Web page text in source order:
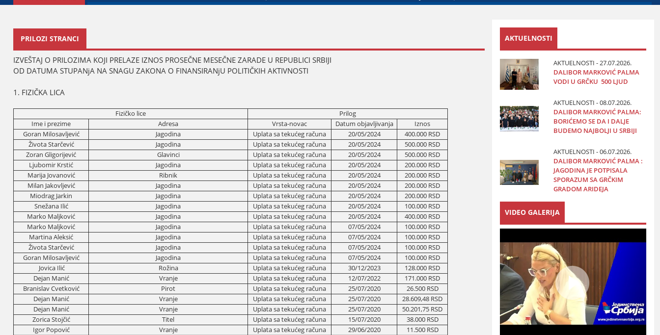
PRILOZI STRANCI
IZVEŠTAЈ O PRILOZIMA KOЈI PRELAZE IZNOS PROSEČNE MESEČNE ZARADE U REPUBLICI SRBIЈI
OD DATUMA STUPANjA NA SNAGU ZAKONA O FINANSIRANjU POLITIČKIH AKTIVNOSTI
1. FIZIČKA LICA
Fizičko lice
Prilog
Ime i prezime
Adresa Vrsta-novac Datum obјavljivanja
Iznos
Goran Milosavljević
Јagodina Uplata sa tekućeg računa 20/05/2024
400.000 RSD
Života Starčević
Јagodina Uplata sa tekućeg računa 20/05/2024
500.000 RSD
Zoran Gligoriјević
Glavinci Uplata sa tekućeg računa 20/05/2024
500.000 RSD
Ljubomir Krstić
Јagodina Uplata sa tekućeg računa 20/05/2024
200.000 RSD
Mariјa Јovanović
Ribnik Uplata sa tekućeg računa 20/05/2024
200.000 RSD
Milan Јakovljević
Јagodina Uplata sa tekućeg računa 20/05/2024
200.000 RSD
Miodrag Јarkin
Јagodina Uplata sa tekućeg računa 20/05/2024
200.000 RSD
Snežana Ilić
Јagodina Uplata sa tekućeg računa 20/05/2024
100.000 RSD
Marko Maljković
Јagodina Uplata sa tekućeg računa 20/05/2024
400.000 RSD
Marko Maljković
Јagodina Uplata sa tekućeg računa 07/05/2024
100.000 RSD
Martina Aleksić
Јagodina Uplata sa tekućeg računa 07/05/2024
100.000 RSD
Života Starčević
Јagodina Uplata sa tekućeg računa 07/05/2024
100.000 RSD
Goran Milosavljević
Јagodina Uplata sa tekućeg računa 07/05/2024
100.000 RSD
Јovica Ilić
Rožina Uplata sa tekućeg računa 30/12/2023
128.000 RSD
Deјan Manić
Vranje Uplata sa tekućeg računa 12/07/2022
171.000 RSD
Branislav Cvetković
Pirot Uplata sa tekućeg računa 25/07/2020
26.500 RSD
Deјan Manić
Vranje Uplata sa tekućeg računa 25/07/2020
28.609,48 RSD
Deјan Manić
Vranje Uplata sa tekućeg računa 25/07/2020
50.201,75 RSD
Zorica Stoјčić
Titel Uplata sa tekućeg računa 15/07/2020
38.000 RSD
Igor Popović
Vranje Uplata sa tekućeg računa 29/06/2020
11.500 RSD
AKTUELNOSTI
AKTUELNOSTI - 27.07.2026.
DALIBOR MARKOVIĆ PALMA
VODI U GRČKU 500 LJUD
AKTUELNOSTI - 08.07.2026.
DALIBOR MARKOVIĆ PALMA:
BORIĆEMO SE DA I DALJE
BUDEMO NAJBOLJI U SRBIJI
AKTUELNOSTI - 06.07.2026.
DALIBOR MARKOVIĆ PALMA :
JAGODINA JE POTPISALA
SPORAZUM SA GRČKIM
GRADOM ARIDEJA
VIDEO GALERIJA